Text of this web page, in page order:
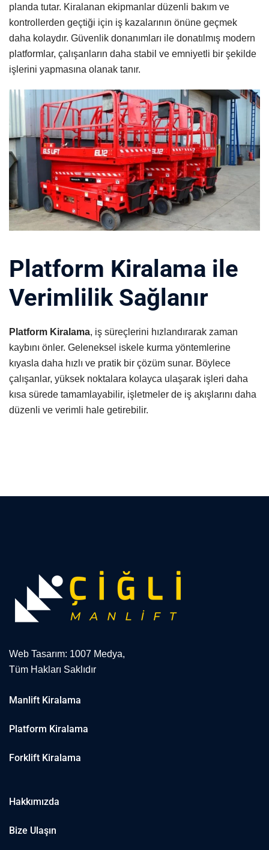
planda tutar. Kiralanan ekipmanlar düzenli bakım ve
kontrollerden geçtiği için iş kazalarının önüne geçmek
daha kolaydır. Güvenlik donanımları ile donatılmış modern
platformlar, çalışanların daha stabil ve emniyetli bir şekilde
işlerini yapmasına olanak tanır.
Platform Kiralama ile
Verimlilik Sağlanır
Platform Kiralama, iş süreçlerini hızlandırarak zaman
kaybını önler. Geleneksel iskele kurma yöntemlerine
kıyasla daha hızlı ve pratik bir çözüm sunar. Böylece
çalışanlar, yüksek noktalara kolayca ulaşarak işleri daha
kısa sürede tamamlayabilir, işletmeler de iş akışlarını daha
düzenli ve verimli hale getirebilir.
Web Tasarım: 1007 Medya,
Tüm Hakları Saklıdır
Manlift Kiralama
Platform Kiralama
Forklift Kiralama
Hakkımızda
Bize Ulaşın